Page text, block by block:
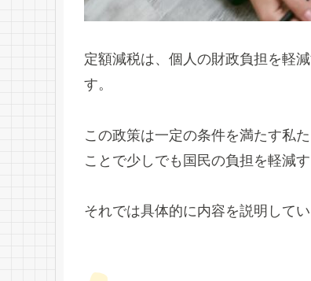
定額減税は、個人の財政負担を軽
す。
この政策は一定の条件を満たす私
ことで少しでも国民の負担を軽減
それでは具体的に内容を説明してい